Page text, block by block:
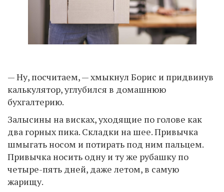
— Ну, посчитаем, — хмыкнул Борис и придвинув
калькулятор, углубился в домашнюю
бухгалтерию.
Залысины на висках, уходящие по голове как
два горных пика. Складки на шее. Привычка
шмыгать носом и потирать под ним пальцем.
Привычка носить одну и ту же рубашку по
четыре-пять дней, даже летом, в самую
жарищу.